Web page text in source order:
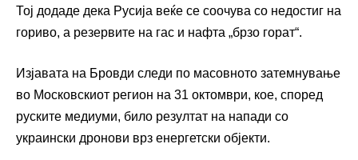
Тој додаде дека Русија веќе се соочува со недостиг на
гориво, а резервите на гас и нафта „брзо горат“.
Изјавата на Бровди следи по масовното затемнување
во Московскиот регион на 31 октомври, кое, според
руските медиуми, било резултат на напади со
украински дронови врз енергетски објекти.